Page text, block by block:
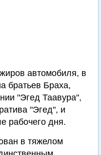
автомобиля, в
братьев Браха,
"Эгед Таавура",
"Эгед", и
рабочего дня.
в тяжелом